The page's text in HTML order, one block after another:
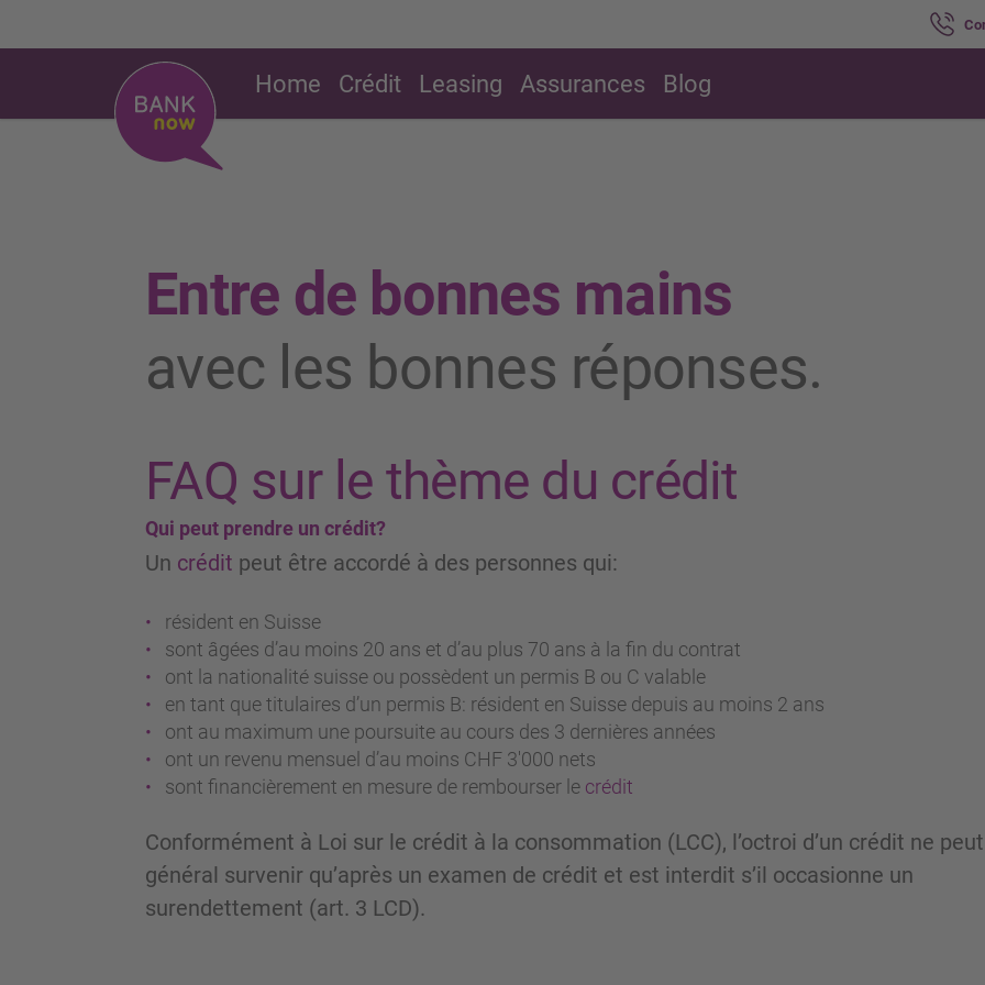
Home Crédit Leasing Assurances Blog
Entre de bonnes mains
avec les bonnes réponses.
FAQ sur le thème du crédit
Qui peut prendre un crédit?
Un crédit peut être accordé à des personnes qui:
résident en Suisse
sont âgées d’au moins 20 ans et d’au plus 70 ans à la fin du contrat
ont la nationalité suisse ou possèdent un permis B ou C valable
en tant que titulaires d’un permis B: résident en Suisse depuis au moins 2 ans
ont au maximum une poursuite au cours des 3 dernières années
ont un revenu mensuel d’au moins CHF 3'000 nets
sont financièrement en mesure de rembourser le crédit
Conformément à Loi sur le crédit à la consommation (LCC), l’octroi d’un crédit ne
général survenir qu’après un examen de crédit et est interdit s’il occasionne un
surendettement (art. 3 LCD).